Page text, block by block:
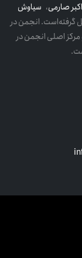
صارمی،سیاوش
انجمن در
ثبت رسیده و مرکز اصلی انجمن در